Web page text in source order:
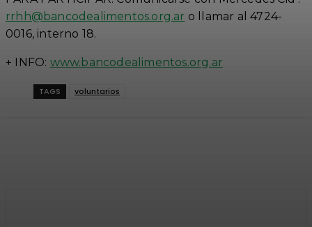
rrhh@bancodealimentos.org.ar o llamar al 4724-
0016, interno 18.
+ INFO: www.bancodealimentos.org.ar
TAGS voluntarios